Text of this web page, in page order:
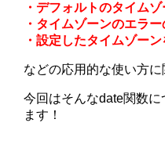
・デフォルトのタイム
・タイムゾーンのエラ
・設定したタイムゾー
などの応用的な使い方に
今回はそんなdate関数
ます！